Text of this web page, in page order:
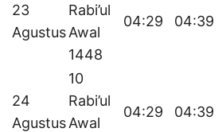
23
Agustus
Rabi’ul
Awal
1448
04:29 04:39
24
Agustus
10
Rabi’ul
Awal
04:29 04:39